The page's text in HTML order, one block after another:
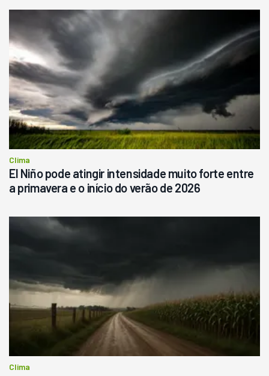
Usado
Pá Carregadeira Cat 966
Ano 1987
Londrina
R$ 145.000
Consultar
Clima
El Niño pode atingir intensidade muito forte entre
a primavera e o início do verão de 2026
Clima